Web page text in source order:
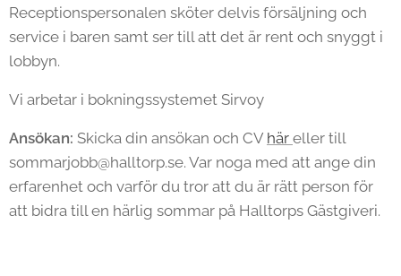
Receptionspersonalen sköter delvis försäljning och
service i baren samt ser till att det är rent och snyggt i
lobbyn.
Vi arbetar i bokningssystemet Sirvoy
Ansökan: Skicka din ansökan och CV här eller till
sommarjobb@halltorp.se. Var noga med att ange din
erfarenhet och varför du tror att du är rätt person för
att bidra till en härlig sommar på Halltorps Gästgiveri.